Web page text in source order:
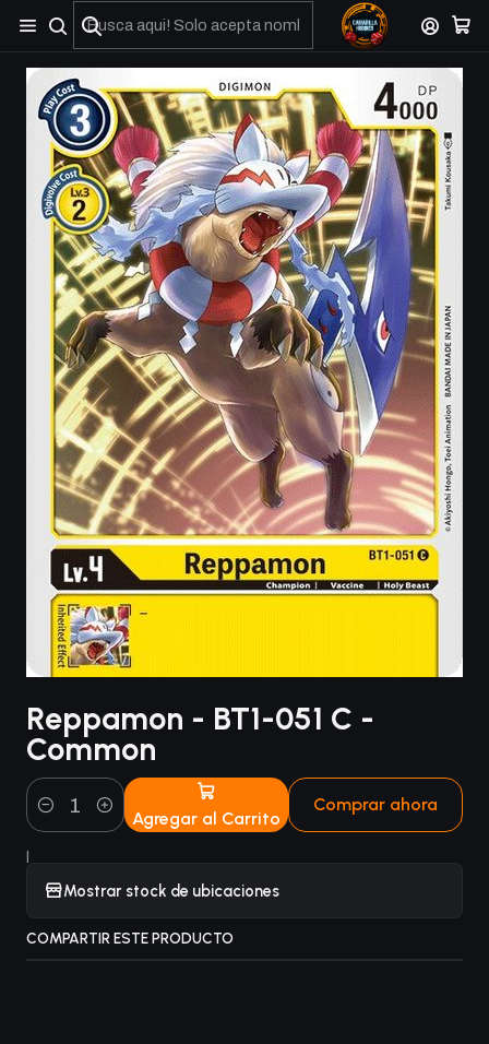
No olviden reportar sus depositos y transferencias por Whatsapp
Reppamon - BT1-051 C -
Common
Cantidad Agregar al Carrito
Comprar ahora
|
Mostrar stock de ubicaciones
COMPARTIR ESTE PRODUCTO